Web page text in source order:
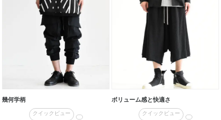
幾何学柄
クイックビュー
ボリューム感と快適さ
クイックビュー